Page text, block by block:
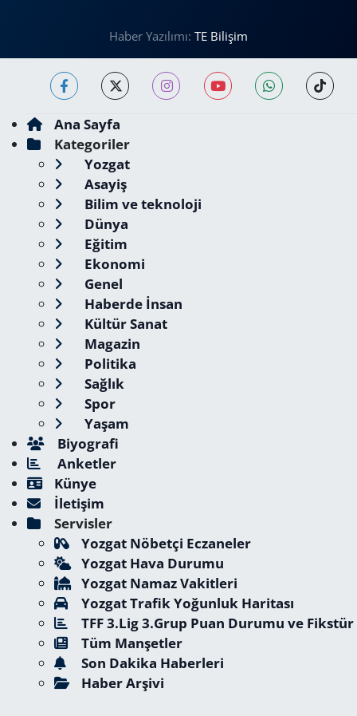
Haber Yazılımı: TE Bilişim
Ana Sayfa
Kategoriler
Yozgat
Asayiş
Bilim ve teknoloji
Dünya
Eğitim
Ekonomi
Genel
Haberde İnsan
Kültür Sanat
Magazin
Politika
Sağlık
Spor
Yaşam
Biyografi
Anketler
Künye
İletişim
Servisler
Yozgat Nöbetçi Eczaneler
Yozgat Hava Durumu
Yozgat Namaz Vakitleri
Yozgat Trafik Yoğunluk Haritası
TFF 3.Lig 3.Grup Puan Durumu ve Fikstür
Tüm Manşetler
Son Dakika Haberleri
Haber Arşivi